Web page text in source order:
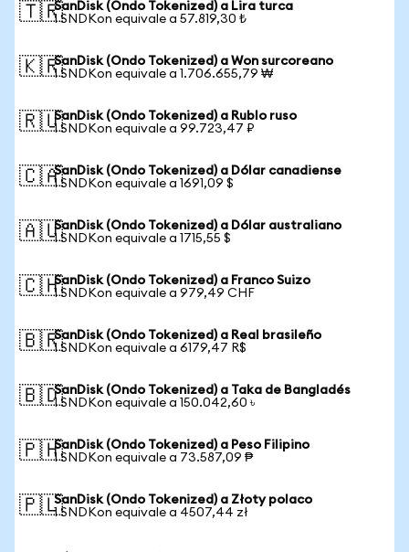
🇹🇷SanDisk (Ondo Tokenized) a Lira turca
1 SNDKon equivale a 57.819,30 ₺
🇰🇷SanDisk (Ondo Tokenized) a Won surcoreano
1 SNDKon equivale a 1.706.655,79 ₩
🇷🇺SanDisk (Ondo Tokenized) a Rublo ruso
1 SNDKon equivale a 99.723,47 ₽
🇨🇦SanDisk (Ondo Tokenized) a Dólar canadiense
1 SNDKon equivale a 1691,09 $
🇦🇺SanDisk (Ondo Tokenized) a Dólar australiano
1 SNDKon equivale a 1715,55 $
🇨🇭SanDisk (Ondo Tokenized) a Franco Suizo
1 SNDKon equivale a 979,49 CHF
🇧🇷SanDisk (Ondo Tokenized) a Real brasileño
1 SNDKon equivale a 6179,47 R$
🇧🇩SanDisk (Ondo Tokenized) a Taka de Bangladés
1 SNDKon equivale a 150.042,60 ৳
🇵🇭SanDisk (Ondo Tokenized) a Peso Filipino
1 SNDKon equivale a 73.587,09 ₱
🇵🇱SanDisk (Ondo Tokenized) a Złoty polaco
1 SNDKon equivale a 4507,44 zł